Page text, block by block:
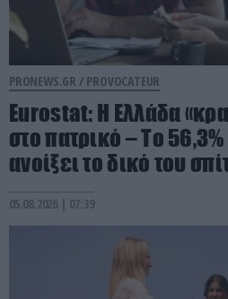
PRONEWS.GR / PROVOCATEUR
Eurostat: Η Ελλάδα
στο πατρικό – Το
ανοίξει το δικό του
05.08.2026 | 07:39